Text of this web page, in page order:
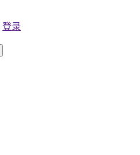
登录